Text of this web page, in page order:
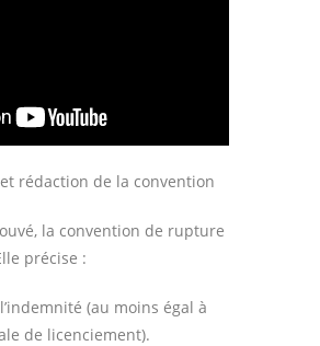
rédaction de la convention
la convention de rupture
précise :
(au moins égal à
de licenciement).